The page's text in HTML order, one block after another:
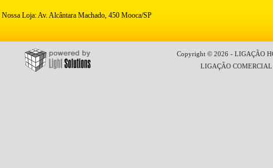
Nossa Loja: Av. Alcântara Machado, 450 Mooca/SP
Copyright © 2026 - LIGAÇÃO
LIGAÇÃO